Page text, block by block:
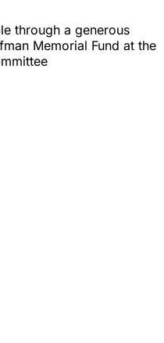
through a generous
Memorial Fund at the